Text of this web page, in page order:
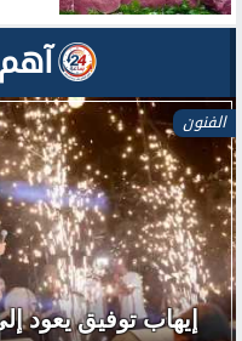
الفنون
إيهاب توفيق يعود